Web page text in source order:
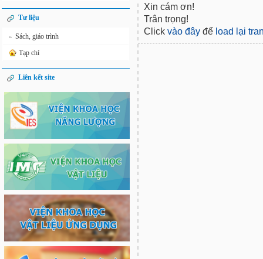
Tư liệu
» Sách, giáo trình
Tạp chí
Liên kết site
Xin cám ơn!
Trân trọng!
Click vào đây để load lại